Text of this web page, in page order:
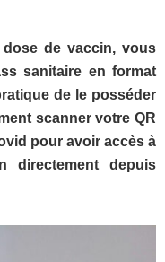
de vaccin, vous
sanitaire en format
de le posséder
scanner votre QR
pour avoir accès à
directement depuis